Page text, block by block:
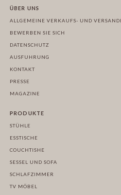
ÜBER UNS
ALLGEMEINE VERKAUFS- UND
BEWERBEN SIE SICH
DATENSCHUTZ
AUSFUHRUNG
KONTAKT
PRESSE
MAGAZINE
PRODUKTE
STÜHLE
ESSTISCHE
COUCHTISHE
SESSEL UND SOFA
SCHLAFZIMMER
TV MÖBEL